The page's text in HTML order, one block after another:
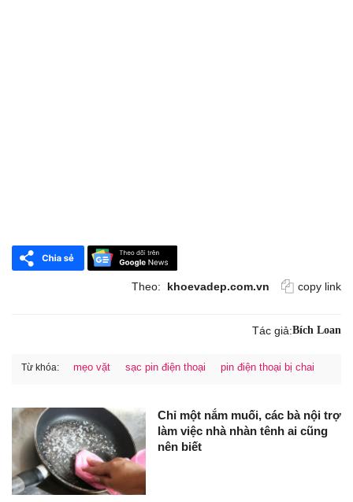
Theo: khoevadep.com.vn copy link
Tác giả:Bích Loan
Từ khóa: mẹo vặt sạc pin điện thoại pin điện thoại bị chai
Chỉ một nắm muối, các bà nội trợ
làm việc nhà nhàn tênh ai cũng
nên biết